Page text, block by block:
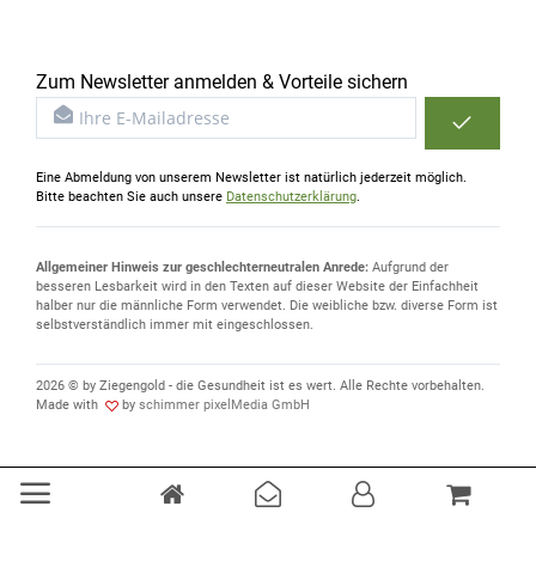
Zum Newsletter anmelden & Vorteile sichern
Eine Abmeldung von unserem Newsletter ist natürlich jederzeit möglich.
Bitte beachten Sie auch unsere Datenschutzerklärung.
Allgemeiner Hinweis zur geschlechterneutralen Anrede: Aufgrund der
besseren Lesbarkeit wird in den Texten auf dieser Website der Einfachheit
halber nur die männliche Form verwendet. Die weibliche bzw. diverse Form ist
selbstverständlich immer mit eingeschlossen.
2026 © by Ziegengold - die Gesundheit ist es wert. Alle Rechte vorbehalten.
Made with
by schimmer pixelMedia GmbH